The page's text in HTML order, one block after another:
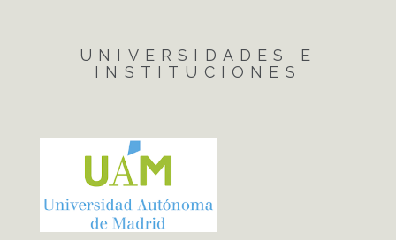
UNIVERSIDADES E
INSTITUCIONES